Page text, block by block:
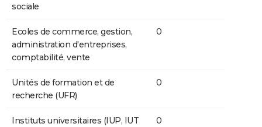
sociale
Ecoles de commerce, gestion,
administration d'entreprises,
comptabilité, vente
0
Unités de formation et de
recherche (UFR)
0
Instituts universitaires (IUP, IUT
0